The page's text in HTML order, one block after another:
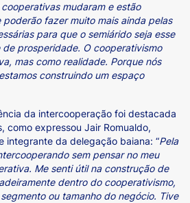
mudaram e estão
fazer muito mais ainda pelas
para que o semiárido seja esse
prosperidade. O cooperativismo
mas como realidade. Porque nós
construindo um espaço
da intercooperação foi destacada
como expressou Jair Romualdo,
integrante da delegação baiana: “Pela
sem pensar no meu
Me senti útil na construção de
dentro do cooperativismo,
ou tamanho do negócio. Tive